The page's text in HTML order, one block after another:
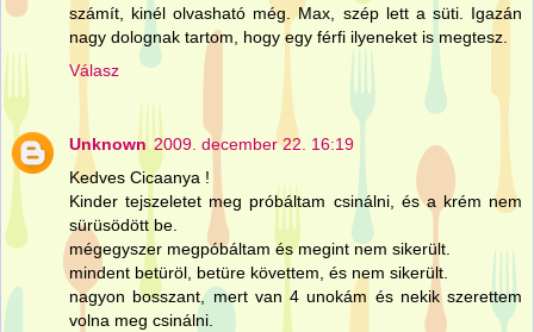
számít, kinél olvasható még. Max, szép lett a süti. Igazán
nagy dolognak tartom, hogy egy férfi ilyeneket is megtesz.
Válasz
Unknown 2009. december 22. 16:19
Kedves Cicaanya !
Kinder tejszeletet meg próbáltam csinálni, és a krém nem
sürüsödött be.
mégegyszer megpóbáltam és megint nem sikerült.
mindent betüröl, betüre követtem, és nem sikerült.
nagyon bosszant, mert van 4 unokám és nekik szerettem
volna meg csinálni.